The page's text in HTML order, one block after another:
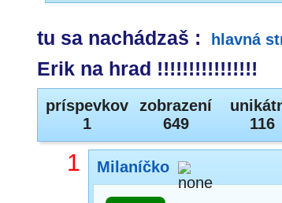
tu sa nachádzaš : hlavná
Erik na hrad !!!!!!!!!!!!!!!!
príspevkov
1
zobrazení
649
116
1 Milaníčko